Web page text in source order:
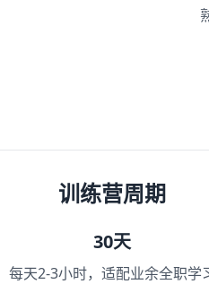
训练营周期
30天
每天2-3小时，适配业余全职学